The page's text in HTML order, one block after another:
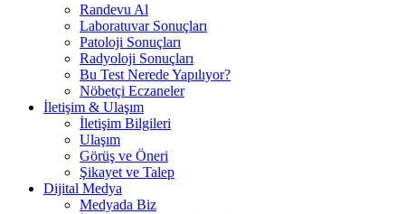
Randevu Al
Laboratuvar Sonuçları
Patoloji Sonuçları
Radyoloji Sonuçları
Bu Test Nerede Yapılıyor?
Nöbetçi Eczaneler
İletişim & Ulaşım
İletişim Bilgileri
Ulaşım
Görüş ve Öneri
Şikayet ve Talep
Dijital Medya
Medyada Biz